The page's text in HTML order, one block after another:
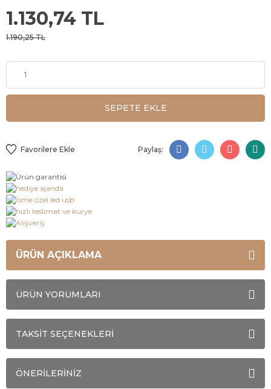
1.130,74 TL
1.190,25 TL
SEPETE EKLE
Paylaş:
ÜRÜN AÇIKLAMA
ÜRÜN YORUMLARI
TAKSİT SEÇENEKLERİ
ÖNERİLERİNİZ